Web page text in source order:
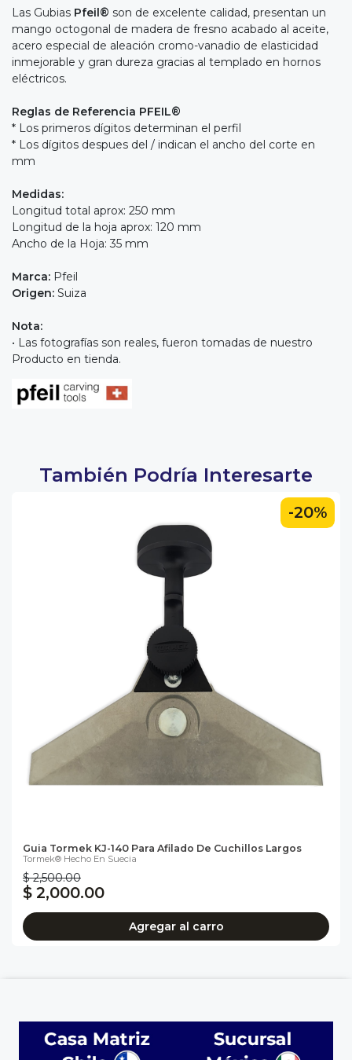
Las Gubias Pfeil® son de excelente calidad, presentan un
mango octogonal de madera de fresno acabado al aceite,
acero especial de aleación cromo-vanadio de elasticidad
inmejorable y gran dureza gracias al templado en hornos
eléctricos.
Reglas de Referencia PFEIL®
* Los primeros dígitos determinan el perfil
* Los dígitos despues del / indican el ancho del corte en
mm
Medidas:
Longitud total aprox: 250 mm
Longitud de la hoja aprox: 120 mm
Ancho de la Hoja: 35 mm
Marca: Pfeil
Origen: Suiza
Nota:
• Las fotografías son reales, fueron tomadas de nuestro
Producto en tienda.
También Podría Interesarte
-20%
Guia Tormek KJ-140 Para Afilado De Cuchillos Largos
Tormek® Hecho En Suecia
$ 2,500.00
$ 2,000.00
Agregar al carro